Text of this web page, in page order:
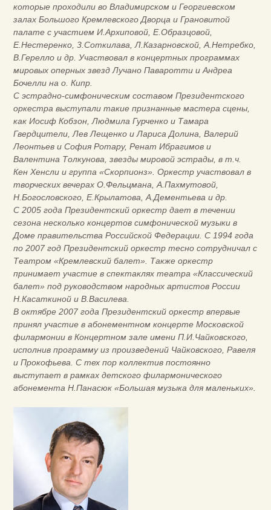
которые проходили во Владимирском и Георгиевском
залах Большого Кремлевского Дворца и Грановитой
палате с участием И.Архиповой, Е.Образцовой,
Е.Нестеренко, 3.Соткилава, Л.Казарновской, А.Нетребко,
В.Герелло и др. Участвовал в концертных программах
мировых оперных звезд Лучано Паваротти и Андреа
Бочелли на о. Кипр.
С эстрадно-симфоническим составом Президентского
оркестра выступали такие признанные мастера сцены,
как Иосиф Кобзон, Людмила Гурченко и Тамара
Гвердцители, Лев Лещенко и Лариса Долина, Валерий
Леонтьев и София Ротару, Ренат Ибрагимов и
Валентина Толкунова, звезды мировой эстрады, в т.ч.
Кен Хенсли и группа «Скорпионз». Оркестр участвовал в
творческих вечерах О.Фельцмана, А.Пахмутовой,
Н.Богословского, Е.Крылатова, А.Дементьева и др.
С 2005 года Президентский оркестр дает в течении
сезона несколько концертов симфонической музыки в
Доме правительства Российской Федерации. С 1994 года
по 2007 год Президентский оркестр тесно сотрудничал с
Театром «Кремлевский балет». Также оркестр
принимает участие в спектаклях театра «Классический
балет» под руководством народных артистов России
Н.Касаткиной и В.Василева.
В октябре 2007 года Президентский оркестр впервые
принял участие в абонементном концерте Московской
филармонии в Концертном зале имени П.И.Чайковского,
исполнив программу из произведений Чайковского, Равеля
и Прокофьева. С тех пор коллектив постоянно
выступает в рамках детского филармонического
абонемента Н.Панасюк «Большая музыка для маленьких».